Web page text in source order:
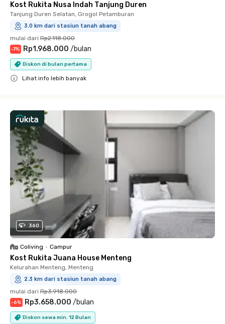
Kost Rukita Nusa Indah Tanjung Duren
Tanjung Duren Selatan, Grogol Petamburan
3.0 km dari stasiun tanah abang
mulai dari Rp2.118.000
-7% Rp1.968.000 /bulan
Diskon di bulan pertama
Lihat info lebih banyak
360
Coliving • Campur
Kost Rukita Juana House Menteng
Kelurahan Menteng, Menteng
2.3 km dari stasiun tanah abang
mulai dari Rp3.918.000
-6% Rp3.658.000 /bulan
Diskon sewa min. 12 Bulan